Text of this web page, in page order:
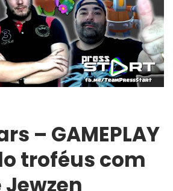
– GAMEPLAY
troféus com